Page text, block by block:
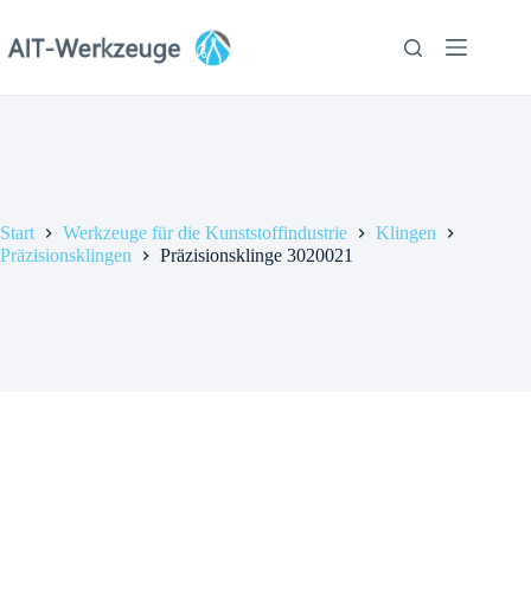
springen
Start Werkzeuge für die Kunststoffindustrie
Klingen
Präzisionsklingen
Präzisionsklinge 3020021